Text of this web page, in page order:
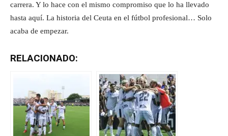
carrera. Y lo hace con el mismo compromiso que lo ha llevado
hasta aquí. La historia del Ceuta en el fútbol profesional… Solo
acaba de empezar.
RELACIONADO: